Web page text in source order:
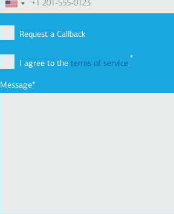
Request a Callback
I agree to the terms of service.
Message